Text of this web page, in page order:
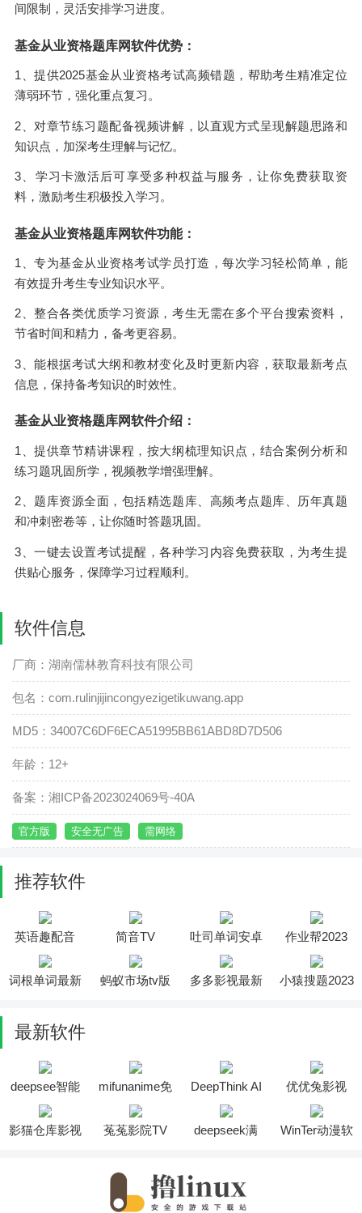
间限制，灵活安排学习进度。
基金从业资格题库网软件优势：
1、提供2025基金从业资格考试高频错题，帮助考生精准定位
薄弱环节，强化重点复习。
2、对章节练习题配备视频讲解，以直观方式呈现解题思路和
知识点，加深考生理解与记忆。
3、学习卡激活后可享受多种权益与服务，让你免费获取资
料，激励考生积极投入学习。
基金从业资格题库网软件功能：
1、专为基金从业资格考试学员打造，每次学习轻松简单，能
有效提升考生专业知识水平。
2、整合各类优质学习资源，考生无需在多个平台搜索资料，
节省时间和精力，备考更容易。
3、能根据考试大纲和教材变化及时更新内容，获取最新考点
信息，保持备考知识的时效性。
基金从业资格题库网软件介绍：
1、提供章节精讲课程，按大纲梳理知识点，结合案例分析和
练习题巩固所学，视频教学增强理解。
2、题库资源全面，包括精选题库、高频考点题库、历年真题
和冲刺密卷等，让你随时答题巩固。
3、一键去设置考试提醒，各种学习内容免费获取，为考生提
供贴心服务，保障学习过程顺利。
软件信息
厂商：湖南儒林教育科技有限公司
包名：com.rulinjijincongyezigetikuwang.app
MD5：34007C6DF6ECA51995BB61ABD8D7D506
年龄：12+
备案：湘ICP备2023024069号-40A
官方版 安全无广告 需网络
推荐软件
英语趣配音 简音TV
吐司单词安卓
版
作业帮2023
词根单词最新
蚂蚁市场tv版
多多影视最新
小猿搜题2023
最新软件
deepsee智能
助手软件
mifunanime免
费版
DeepThink AI
软件
优优兔影视
2025最新版安
装
影猫仓库影视
菟菟影院TV
deepseek满
WinTer动漫软